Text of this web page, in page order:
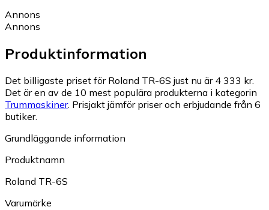
Annons
Annons
Produktinformation
Det billigaste priset för Roland TR-6S just nu är 4 333 kr.
Det är en av de 10 mest populära produkterna i kategorin
Trummaskiner. Prisjakt jämför priser och erbjudande från 6
butiker.
Grundläggande information
Produktnamn
Roland TR-6S
Varumärke